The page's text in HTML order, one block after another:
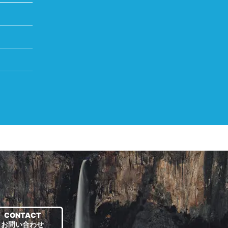
CONTACT
お問い合わせ